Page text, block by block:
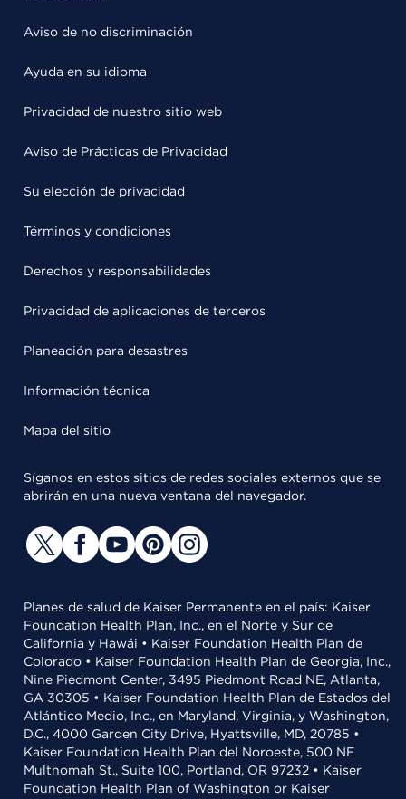
Aviso de no discriminación
Ayuda en su idioma
Privacidad de nuestro sitio web
Aviso de Prácticas de Privacidad
Su elección de privacidad
Términos y condiciones
Derechos y responsabilidades
Privacidad de aplicaciones de terceros
Planeación para desastres
Información técnica
Mapa del sitio
Síganos en estos sitios de redes sociales externos que se
abrirán en una nueva ventana del navegador.
Planes de salud de Kaiser Permanente en el país: Kaiser
Foundation Health Plan, Inc., en el Norte y Sur de
California y Hawái • Kaiser Foundation Health Plan de
Colorado • Kaiser Foundation Health Plan de Georgia, Inc.,
Nine Piedmont Center, 3495 Piedmont Road NE, Atlanta,
GA 30305 • Kaiser Foundation Health Plan de Estados del
Atlántico Medio, Inc., en Maryland, Virginia, y Washington,
D.C., 4000 Garden City Drive, Hyattsville, MD, 20785 •
Kaiser Foundation Health Plan del Noroeste, 500 NE
Multnomah St., Suite 100, Portland, OR 97232 • Kaiser
Foundation Health Plan of Washington or Kaiser